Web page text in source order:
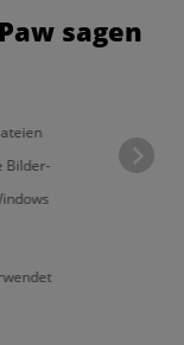
sagen
Bilder-